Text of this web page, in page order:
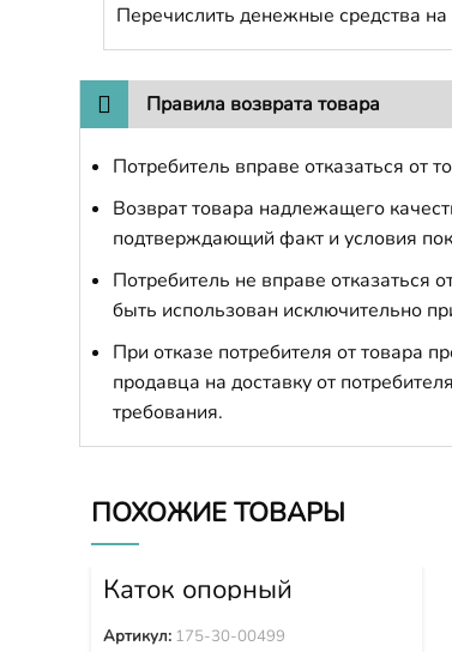
Перечислить денежные средства
Правила возврата товара
Потребитель вправе отказаться от
Возврат товара надлежащего
подтверждающий факт и условия
Потребитель не вправе отказаться
быть использован исключительно
При отказе потребителя от товара
продавца на доставку от
требования.
ПОХОЖИЕ ТОВАРЫ
Каток опорный
двубортный 175-30-
00499
Артикул: 175-30-00499